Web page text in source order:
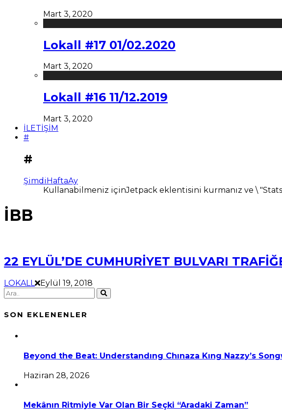
Mart 3, 2020
Lokall #17 01/02.2020
Mart 3, 2020
Lokall #16 11/12.2019
Mart 3, 2020
İLETİŞİM
#
#
ŞimdiHaftaAy
Kullanabilmeniz içinJetpack eklentisini kurmanız ve \
İBB
22 EYLÜL’DE CUMHURİYET BULVARI
LOKALL Eylül 19, 2018
SON EKLENENLER
Beyond the Beat: Understandıng Chınaza Kıng Nazzy’s
Haziran 28, 2026
Mekânın Ritmiyle Var Olan Bir Seçki “Aradaki Zaman”